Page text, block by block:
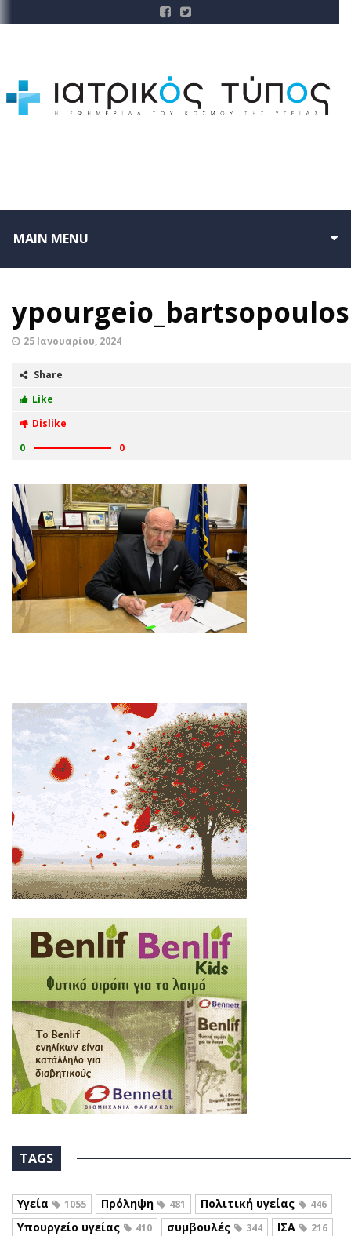
MAIN MENU
ypourgeio_bartsopoulos
25 Ιανουαρίου, 2024
Share
Like
Dislike
0
0
TAGS
Υγεία 1055 Πρόληψη 481 Πολιτική υγείας 446
Υπουργείο υγείας 410 συμβουλές 344 ΙΣΑ 216